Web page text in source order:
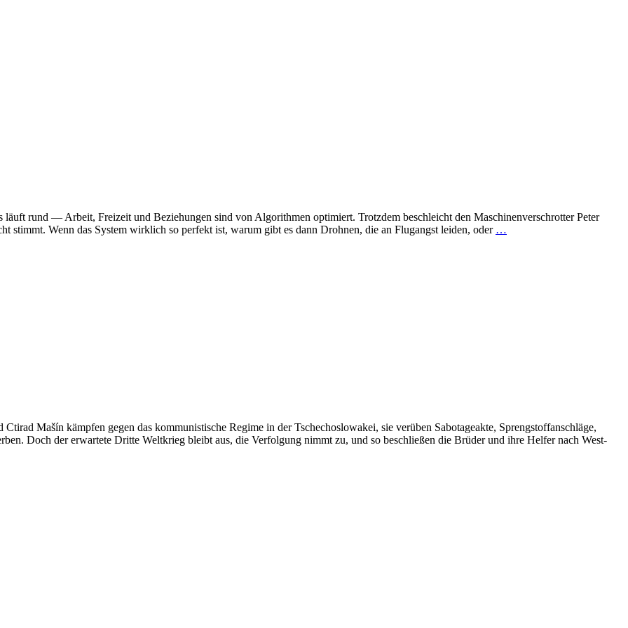
rund — Arbeit, Freizeit und Beziehungen sind von Algorithmen optimiert. Trotzdem beschleicht den Maschinenverschrotter Peter
stimmt. Wenn das System wirklich so perfekt ist, warum gibt es dann Drohnen, die an Flugangst leiden, oder …
Mašín kämpfen gegen das kommunistische Regime in der Tschechoslowakei, sie verüben Sabotageakte, Sprengstoffanschläge,
Doch der erwartete Dritte Weltkrieg bleibt aus, die Verfolgung nimmt zu, und so beschließen die Brüder und ihre Helfer nach West-